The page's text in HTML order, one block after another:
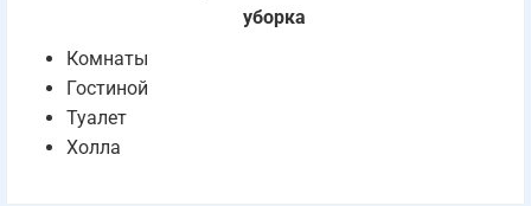
уборка
Комнаты
Гостиной
Туалет
Холла